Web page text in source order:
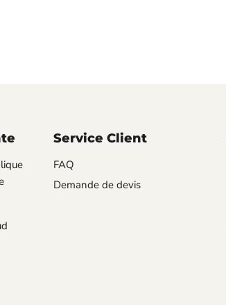
Service Client
FAQ
Demande de devis